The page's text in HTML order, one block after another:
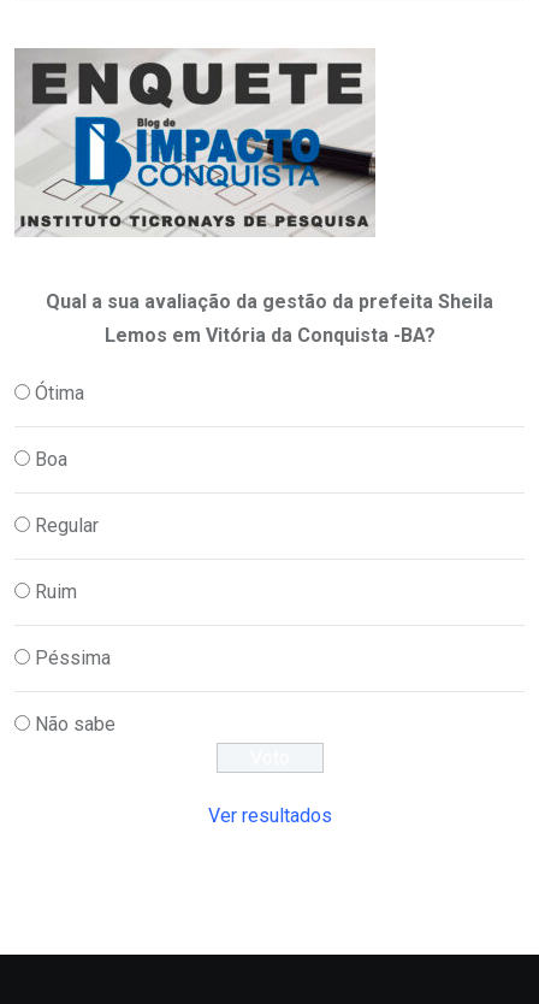
Qual a sua avaliação da gestão da prefeita Sheila
Lemos em Vitória da Conquista -BA?
Ótima
Boa
Regular
Ruim
Péssima
Não sabe
Ver resultados